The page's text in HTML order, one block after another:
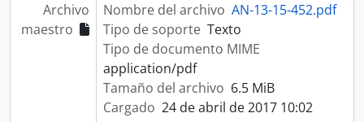
Archivo
maestro
Nombre del archivo AN-13-15-452.pdf
Tipo de soporte Texto
Tipo de documento MIME
application/pdf
Tamaño del archivo 6.5 MiB
Cargado 24 de abril de 2017 10:02